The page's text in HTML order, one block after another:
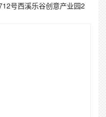
号西溪乐谷创意产业园2